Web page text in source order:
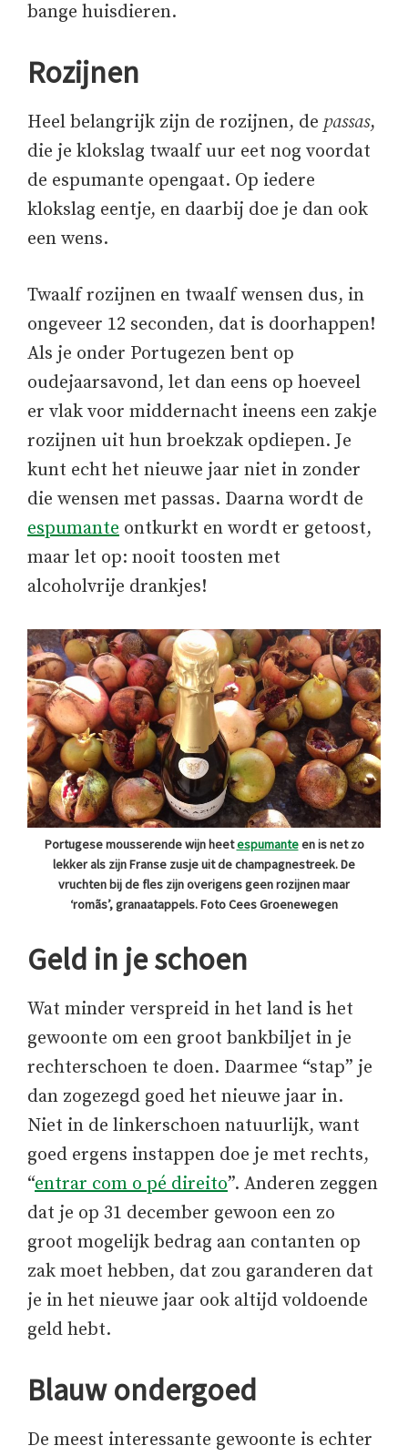
bange huisdieren.
Rozijnen
Heel belangrijk zijn de rozijnen, de passas,
die je klokslag twaalf uur eet nog voordat
de espumante opengaat. Op iedere
klokslag eentje, en daarbij doe je dan ook
een wens.
Twaalf rozijnen en twaalf wensen dus, in
ongeveer 12 seconden, dat is doorhappen!
Als je onder Portugezen bent op
oudejaarsavond, let dan eens op hoeveel
er vlak voor middernacht ineens een zakje
rozijnen uit hun broekzak opdiepen. Je
kunt echt het nieuwe jaar niet in zonder
die wensen met passas. Daarna wordt de
espumante ontkurkt en wordt er getoost,
maar let op: nooit toosten met
alcoholvrije drankjes!
Portugese mousserende wijn heetespumanteen is net zo
lekker als zijn Franse zusje uit de champagnestreek. De
vruchten bij de fles zijn overigens geen rozijnen maar
‘romãs’, granaatappels. Foto Cees Groenewegen
Geld in je schoen
Wat minder verspreid in het land is het
gewoonte om een groot bankbiljet in je
rechterschoen te doen. Daarmee “stap” je
dan zogezegd goed het nieuwe jaar in.
Niet in de linkerschoen natuurlijk, want
goed ergens instappen doe je met rechts,
“entrar com o pé direito”. Anderen zeggen
dat je op 31 december gewoon een zo
groot mogelijk bedrag aan contanten op
zak moet hebben, dat zou garanderen dat
je in het nieuwe jaar ook altijd voldoende
geld hebt.
Blauw ondergoed
De meest interessante gewoonte is echter